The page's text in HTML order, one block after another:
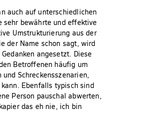
auch auf unterschiedlichen
sehr bewährte und effektive
Umstrukturierung aus der
der Name schon sagt, wird
angesetzt. Diese
Betroffenen häufig um
Schreckensszenarien,
Ebenfalls typisch sind
Person pauschal abwerten,
das eh nie, ich bin